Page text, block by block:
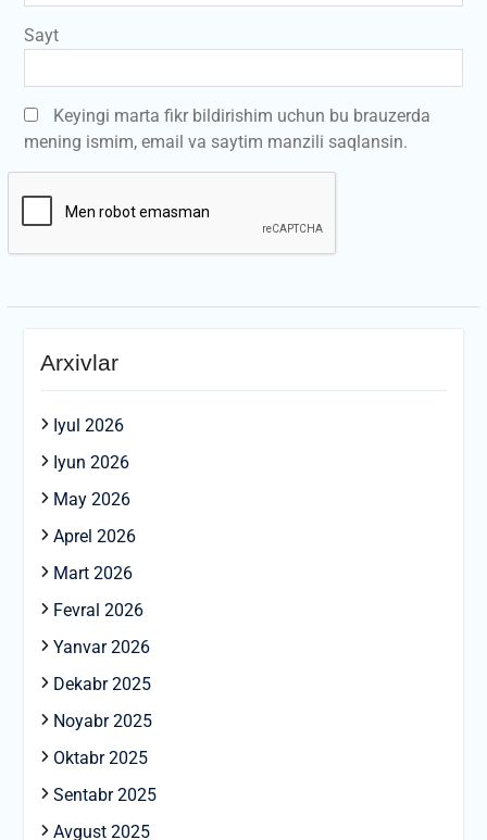
Sayt
Keyingi marta fikr bildirishim uchun bu brauzerda
mening ismim, email va saytim manzili saqlansin.
Arxivlar
Iyul 2026
Iyun 2026
May 2026
Aprel 2026
Mart 2026
Fevral 2026
Yanvar 2026
Dekabr 2025
Noyabr 2025
Oktabr 2025
Sentabr 2025
Avgust 2025